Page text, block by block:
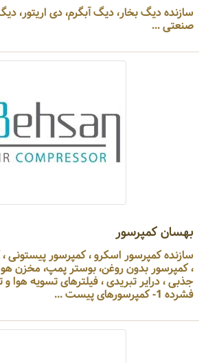
سازنده دیگ بخار، دیگ آبگرم، دی اریتور،
صنعتی ...
بهسان کمپرسور
سازنده کمپرسور اسکرو ، کمپرسور
، کمپرسور بدون روغن، بوستر پمپ، مخزن
جذبی ، درایر تبریدی ، فیلترهای تسویه هوا
فشرده 1- کمپرسورهای پیست ...